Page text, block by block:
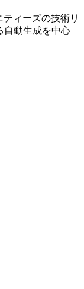
ィーズの技術リ
自動生成を中心